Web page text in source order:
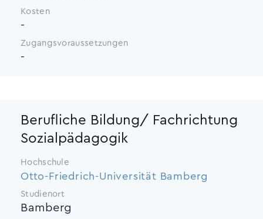
Kosten
-
Zugangsvoraussetzungen
-
Berufliche Bildung/ Fachrichtung
Sozialpädagogik
Hochschule
Otto-Friedrich-Universität Bamberg
Studienort
Bamberg